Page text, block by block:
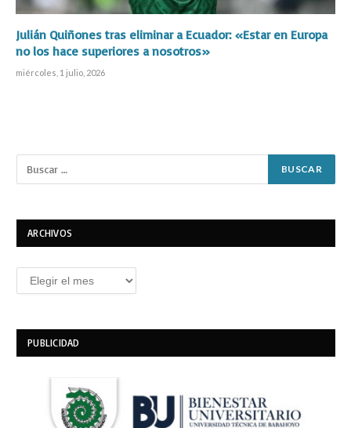
Julián Quiñones tras eliminar a Ecuador: «Estar en Europa
no los hace superiores a nosotros»
miércoles, 1 julio, 2026
ARCHIVOS
Archivos
PUBLICIDAD